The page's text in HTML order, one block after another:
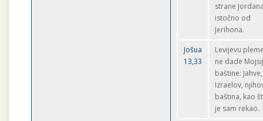
strane
istočno od
Jerihona.
Jošua
13,33
Levijevu
ne dade
baštine:
Izraelov,
baština, kao
je sam rekao.